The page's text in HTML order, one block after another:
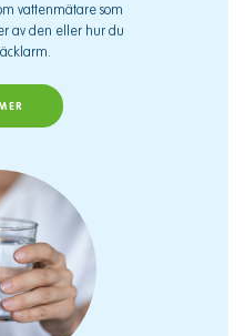
vattenmätare som
av den eller hur du